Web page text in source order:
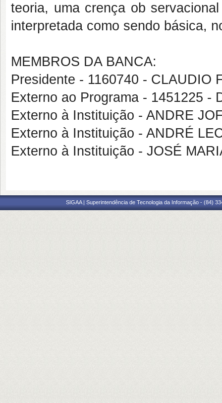
teoria, uma crença ob
interpretada como sendo básica,
MEMBROS DA BANCA:
Presidente - 1160740 - CLAUDIO
Externo ao Programa - 1451225 -
Externo à Instituição - ANDRE
Externo à Instituição - ANDRÉ
Externo à Instituição - JOSÉ
SIGAA | Superintendência de Tecnologia da Informação - (84)